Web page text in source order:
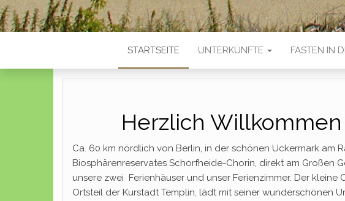
STARTSEITE UNTERKÜNFTE FASTEN IN
Herzlich
Ca. 60 km nördlich von Berlin, in der schönen Uckermark am
Biosphärenreservates Schorfheide-Chorin, direkt am Großen
unsere zwei Ferienhäuser und unser Ferienzimmer. Der kleine
Ortsteil der Kurstadt Templin, lädt mit seiner wunderschönen